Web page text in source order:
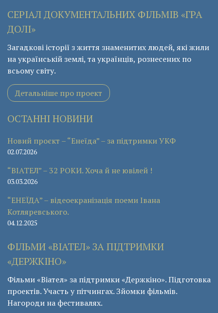
СЕРІАЛ ДОКУМЕНТАЛЬНИХ ФІЛЬМІВ «ГРА
ДОЛІ»
Загадкові історії з життя знаменитих людей, які жили
на українській землі, та українців, рознесених по
всьому світу.
Детальніше про проект
ОСТАННІ НОВИНИ
Новий проєкт – “Енеїда” – за підтримки УКФ
02.07.2026
“ВІАТЕЛ” – 32 РОКИ. Хоча й не ювілей !
03.03.2026
“ЕНЕЇДА” – відеоекранізація поеми Івана
Котляревського.
04.12.2025
ФІЛЬМИ «ВІАТЕЛ» ЗА ПІДТРИМКИ
«ДЕРЖКІНО»
Фільми «Віател» за підтримки «Держкіно». Підготовка
проектів. Участь у пітчингах. Зйомки фільмів.
Нагороди на фестивалях.